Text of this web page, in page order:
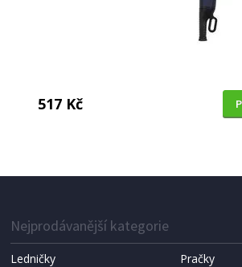
517 Kč
Bravo B-4674 černá
Nejprodávanější kategorie
Ledničky
Pračky